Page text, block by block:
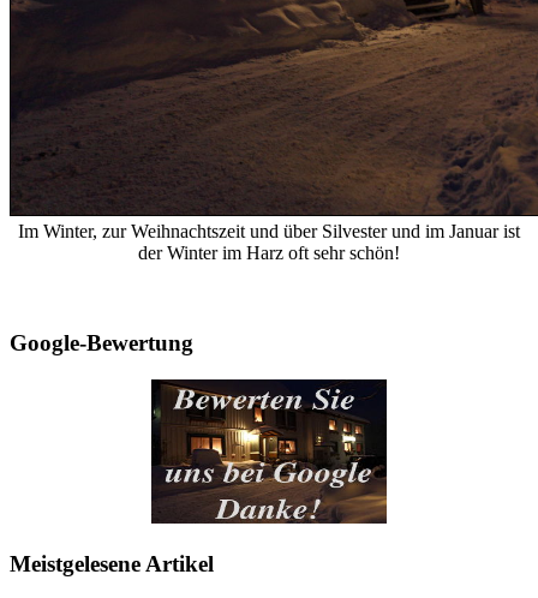
Im Winter, zur Weihnachtszeit und über Silvester und im Januar ist
der Winter im Harz oft sehr schön!
Google-Bewertung
Meistgelesene Artikel